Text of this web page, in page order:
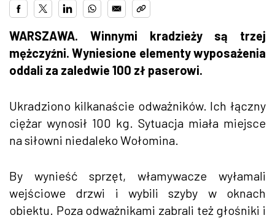
WARSZAWA. Winnymi kradzieży są trzej
mężczyźni. Wyniesione elementy wyposażenia
oddali za zaledwie 100 zł paserowi.
Ukradziono kilkanaście odważników. Ich łączny
ciężar wynosił 100 kg. Sytuacja miała miejsce
na siłowni niedaleko Wołomina.
By wynieść sprzęt, włamywacze wyłamali
wejściowe drzwi i wybili szyby w oknach
obiektu. Poza odważnikami zabrali też głośniki i